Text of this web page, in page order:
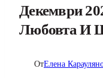
Декември
Любовта И
ОтЕлена